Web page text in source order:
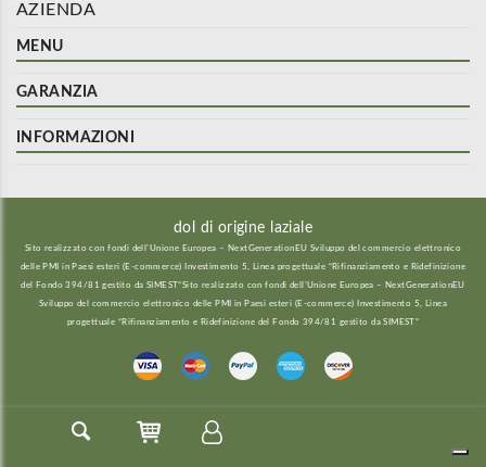
AZIENDA
MENU
GARANZIA
INFORMAZIONI
dol di origine laziale
Sito realizzato con fondi dell’Unione Europea – NextGenerationEU Sviluppo del commercio elettronico
delle PMI in Paesi esteri (E-commerce) Investimento 5, Linea progettuale “Rifinanziamento e Ridefinizione
del Fondo 394/81 gestito da SIMEST”Sito realizzato con fondi dell’Unione Europea – NextGenerationEU
Sviluppo del commercio elettronico delle PMI in Paesi esteri (E-commerce) Investimento 5, Linea
progettuale “Rifinanziamento e Ridefinizione del Fondo 394/81 gestito da SIMEST”